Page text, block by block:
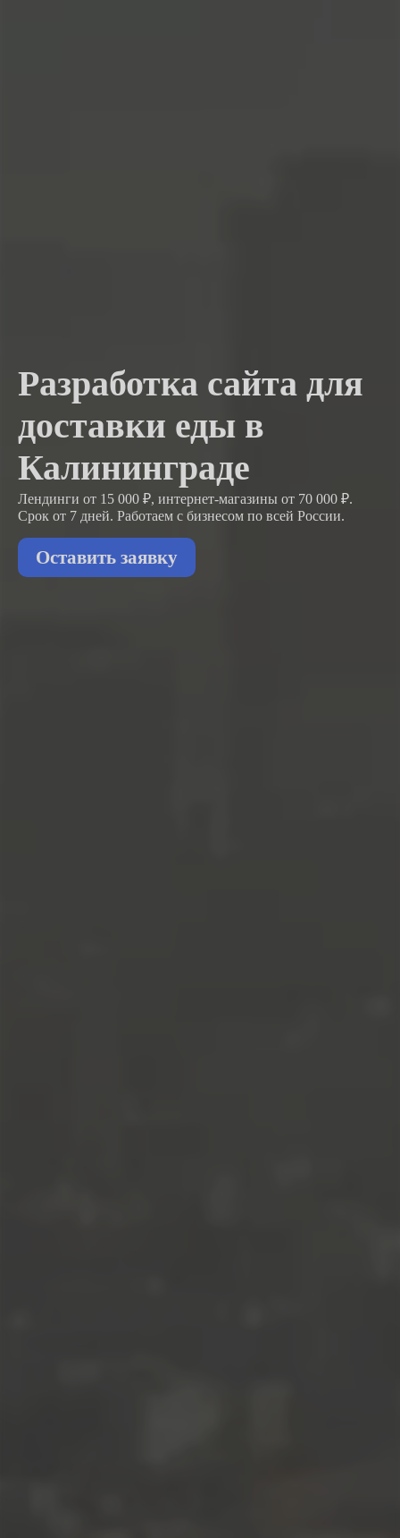
Разработка сайта для
доставки еды в
Калининграде
Лендинги от 15 000 ₽, интернет-магазины от 70 000 ₽.
Срок от 7 дней. Работаем с бизнесом по всей России.
Оставить заявку